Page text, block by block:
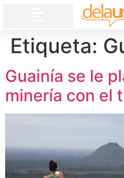
Etiqueta:
Guainía se le
minería con el